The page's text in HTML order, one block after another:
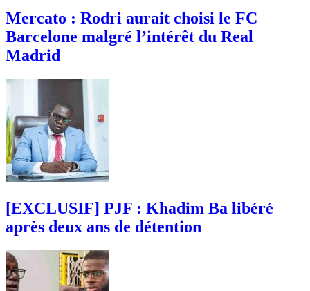
Mercato : Rodri aurait choisi le FC
Barcelone malgré l’intérêt du Real
Madrid
[EXCLUSIF] PJF : Khadim Ba libéré
après deux ans de détention